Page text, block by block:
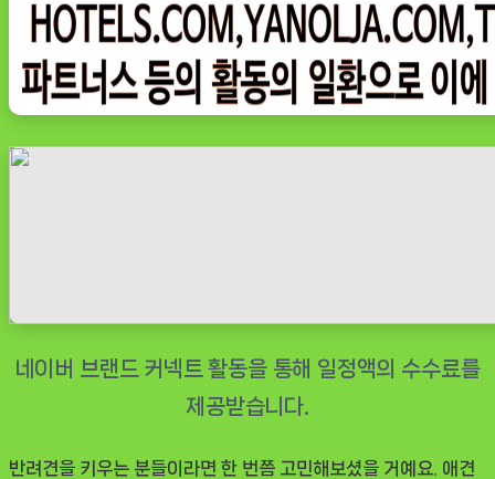
지
배
변
패
드
애
드
반려견을 키우는 분들이라면 한 번쯤 고민해보셨을 거예요. 애견